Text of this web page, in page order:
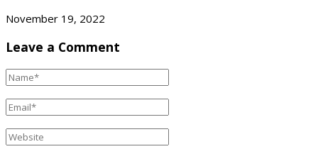
November 19, 2022
Leave a Comment